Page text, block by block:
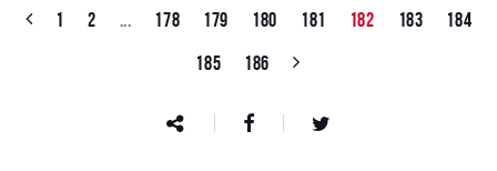
1 2 ... 178 179 180 181 182 183
184
185
186